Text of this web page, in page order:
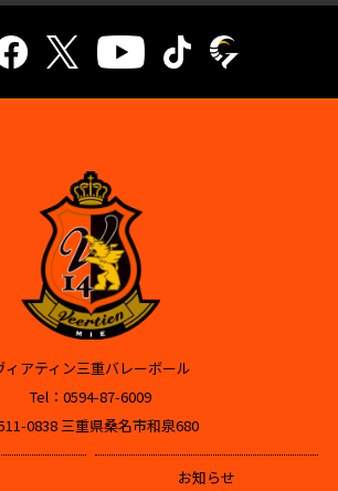
ィアティン三重バレーボール
Tel：0594-87-6009
0838 三重県桑名市和泉680
お知らせ